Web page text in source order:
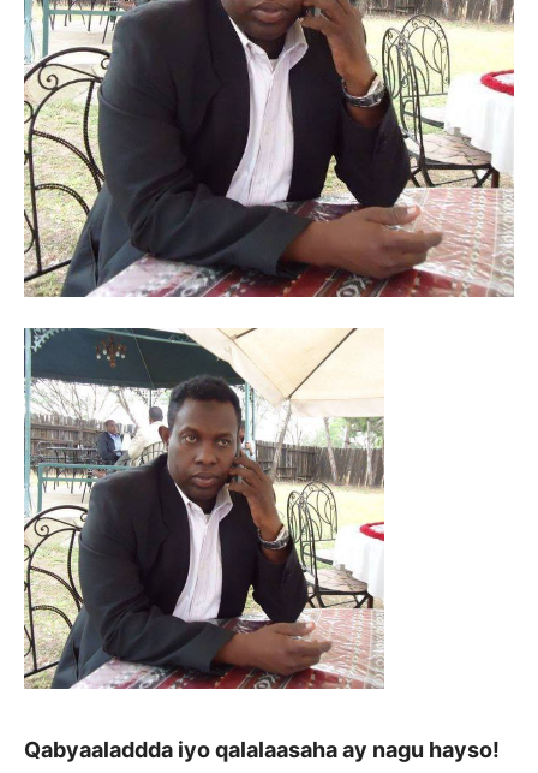
Qabyaaladdda iyo qalalaasaha ay nagu hayso!